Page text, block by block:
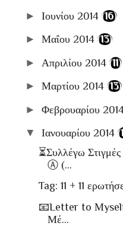
► Ιουνίου 2014 (16)
► Μαΐου 2014 (13)
► Απριλίου 2014 (11)
► Μαρτίου 2014 (13)
► Φεβρουαρίου
▼ Ιανουαρίου 2014
⏳Συλλέγω
Ⓐ (...
Tag: 11 + 11
📧Letter to Μyself
Μέ...